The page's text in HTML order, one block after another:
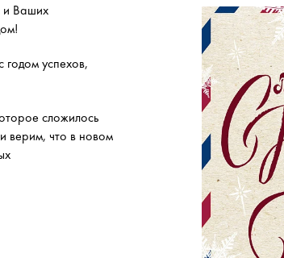
и Ваших
годом успехов,
сложилось
верим, что в новом